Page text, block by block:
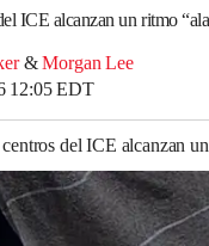
ICE alcanzan un ritmo
& Morgan Lee
12:05 EDT
del ICE alcanzan